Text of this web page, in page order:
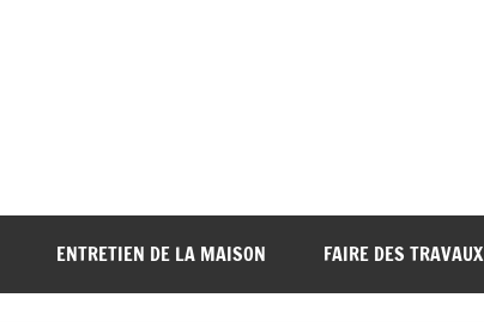
ENTRETIEN DE LA MAISON FAIRE DES TRAVAUX